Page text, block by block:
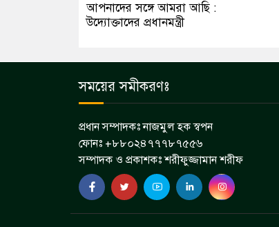
আপনাদের সঙ্গে আমরা আছি :
উদ্যোক্তাদের প্রধানমন্ত্রী
সময়ের সমীকরণঃ
প্রধান সম্পাদকঃ নাজমুল হক স্বপন
ফোনঃ +৮৮০২৪৭৭৭৮৭৫৫৬
সম্পাদক ও প্রকাশকঃ শরীফুজ্জামান শরীফ